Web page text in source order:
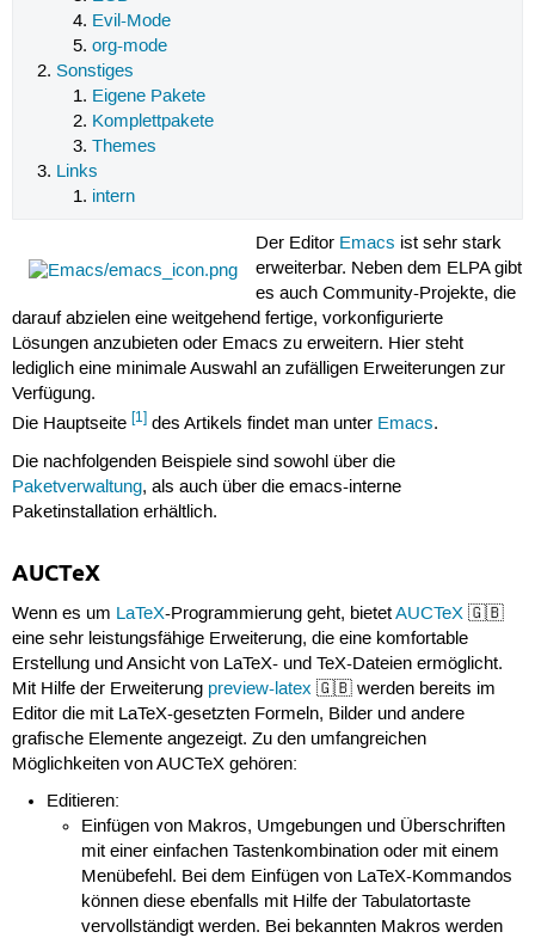
Evil-Mode
org-mode
Sonstiges
Eigene Pakete
Komplettpakete
Themes
Links
intern
Der Editor Emacs ist sehr stark
erweiterbar. Neben dem ELPA gibt
es auch Community-Projekte, die
darauf abzielen eine weitgehend fertige, vorkonfigurierte
Lösungen anzubieten oder Emacs zu erweitern. Hier steht
lediglich eine minimale Auswahl an zufälligen Erweiterungen zur
Verfügung.
Die Hauptseite [1]des Artikels findet man unter Emacs.
Die nachfolgenden Beispiele sind sowohl über die
Paketverwaltung, als auch über die emacs-interne
Paketinstallation erhältlich.
AUCTeX
Wenn es um LaTeX-Programmierung geht, bietetAUCTeX🇬🇧
eine sehr leistungsfähige Erweiterung, die eine komfortable
Erstellung und Ansicht von LaTeX- und TeX-Dateien ermöglicht.
Mit Hilfe der Erweiterung preview-latex 🇬🇧 werden bereits im
Editor die mit LaTeX-gesetzten Formeln, Bilder und andere
grafische Elemente angezeigt. Zu den umfangreichen
Möglichkeiten von AUCTeX gehören:
Editieren:
Einfügen von Makros, Umgebungen und Überschriften
mit einer einfachen Tastenkombination oder mit einem
Menübefehl. Bei dem Einfügen von LaTeX-Kommandos
können diese ebenfalls mit Hilfe der Tabulatortaste
vervollständigt werden. Bei bekannten Makros werden